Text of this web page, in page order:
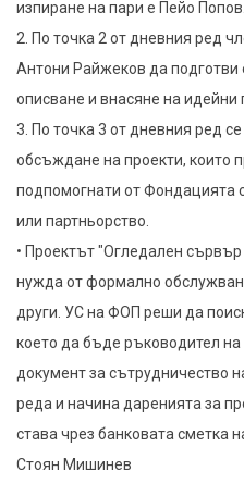
изпиране на пари е Пейо Попов.
2. По точка 2 от дневния ред
Антони Райжеков да подготви
описване и внасяне на
3. По точка 3 от дневния ред
обсъждане на проекти, които
подпомогнати от Фондацията
или партньорство.
• Проектът "Огледален
нужда от формално
други. УС на ФОП реши да
което да бъде ръководител
документ за сътрудничество
реда и начина даренията за
става чрез банковата сметка
Стоян Мишинев